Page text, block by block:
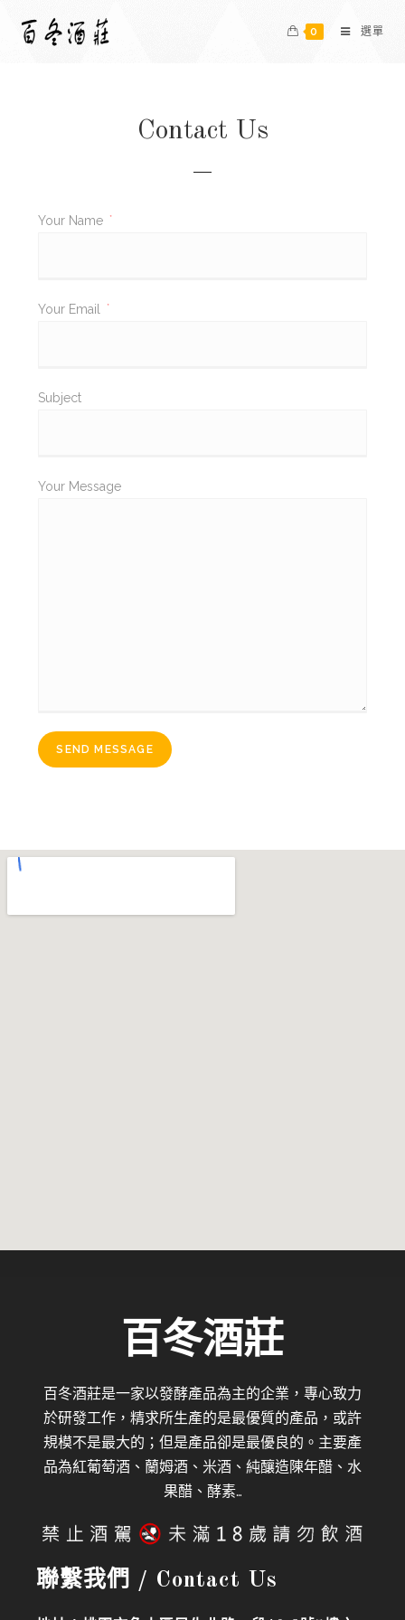
0 選單
Contact Us
Your Name *
Your Email *
Subject
Your Message
百冬酒莊
百冬酒莊是一家以發酵產品為主的企業，專心致力
於研發工作，精求所生產的是最優質的產品， 或許
規模不是最大的；但是產品卻是最優良的。 主要產
品為紅葡萄酒、蘭姆酒、米酒、純釀造陳年醋、水
果醋、酵素…
聯繫我們 / Contact Us